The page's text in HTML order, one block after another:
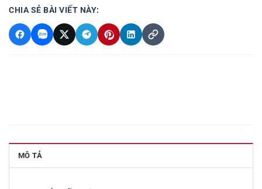
CHIA SẺ BÀI VIẾT NÀY:
MÔ TẢ